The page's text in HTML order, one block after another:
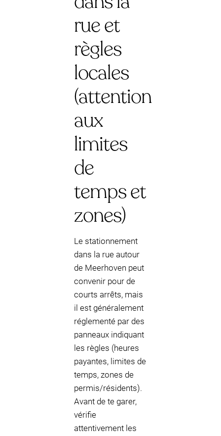
rue et
règles
locales
(attention
aux
limites
de
temps et
zones)
Le stationnement
dans la rue autour
de Meerhoven peut
convenir pour de
courts arrêts, mais
il est généralement
réglementé par des
panneaux indiquant
les règles (heures
payantes, limites de
temps, zones de
permis/résidents).
Avant de te garer,
vérifie
attentivement les